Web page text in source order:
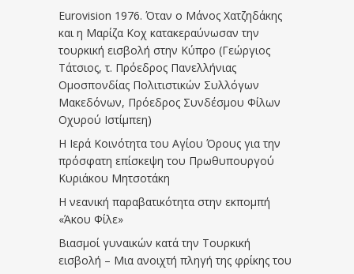
Eurovision 1976. Όταν ο Μάνος Χατζηδάκης
και η Μαρίζα Κοχ κατακεραύνωσαν την
τουρκική εισβολή στην Κύπρο (Γεώργιος
Τάτσιος, τ. Πρόεδρος Πανελλήνιας
Ομοσπονδίας Πολιτιστικών Συλλόγων
Μακεδόνων, Πρόεδρος Συνδέσμου Φίλων
Οχυρού Ιστίμπεη)
Η Ιερά Κοινότητα του Αγίου Όρους για την
πρόσφατη επίσκεψη του Πρωθυπουργού
Κυριάκου Μητσοτάκη
Η νεανική παραβατικότητα στην εκπομπή
«Άκου Φίλε»
Βιασμοί γυναικών κατά την Τουρκική
εισβολή – Μια ανοιχτή πληγή της φρίκης του